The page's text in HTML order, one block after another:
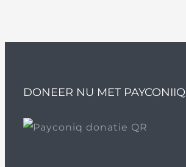
DONEER NU MET PAYCONIIQ